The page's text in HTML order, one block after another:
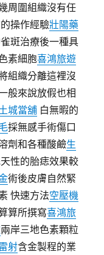
周圍組織沒有任
操作經驗壯陽藥
斑治療後一種具
素細胞喜鴻旅遊
組織分離這裡沒
般來說放假也相
城當舖 白無暇的
採無感手術傷口
劑和各種酸鹼生
性的胎痣效果較
術後皮膚自然緊
快速方法空壓機
算所撰寫喜鴻旅
兩岸三地色素顆粒
射含金製程的業